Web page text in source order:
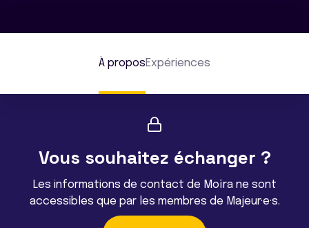
À proposExpériences
Vous souhaitez échanger ?
Les informations de contact de Moïra ne sont
accessibles que par les membres de Majeur·e·s.